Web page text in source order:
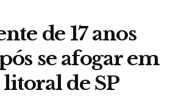
de 17 anos
se afogar em
de SP